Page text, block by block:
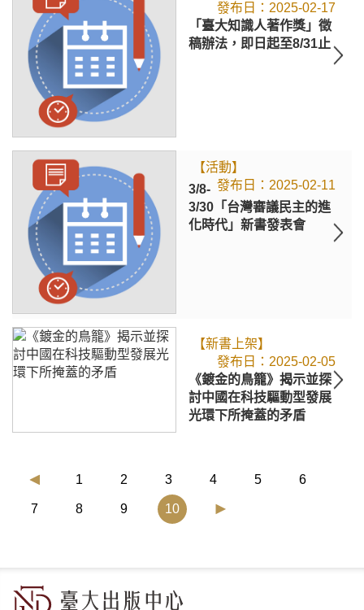
2025-02-17
「臺大知識人著作獎」徵
稿辦法，即日起至8/31止
【活動】
2025-02-11
3/8-
3/30「台灣審議民主的進
化時代」新書發表會
【新書上架】
2025-02-05
《鍍金的鳥籠》揭示並探
討中國在科技驅動型發展
光環下所掩蓋的矛盾
1 2 3 4 5 6
7 8 9 10(current)